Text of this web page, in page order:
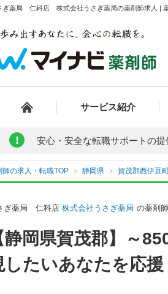
ぎ薬局 仁科店 株式会社うさぎ薬局の薬剤師求人 |
サービス紹介
! 安心・安全な転職サポートの提
師の求人・転職TOP 静岡県 賀茂郡西伊豆
ぎ薬局 仁科店 株式会社うさぎ薬局 の薬剤
静岡県賀茂郡】～
したいあなたを応援